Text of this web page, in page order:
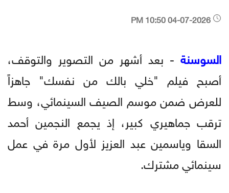
السوسنة - بعد أشهر من التصوير والتوقف،
أصبح فيلم "خلي بالك من نفسك" جاهزاً
للعرض ضمن موسم الصيف السينمائي، وسط
ترقب جماهيري كبير، إذ يجمع النجمين أحمد
السقا وياسمين عبد العزيز لأول مرة في عمل
سينمائي مشترك.